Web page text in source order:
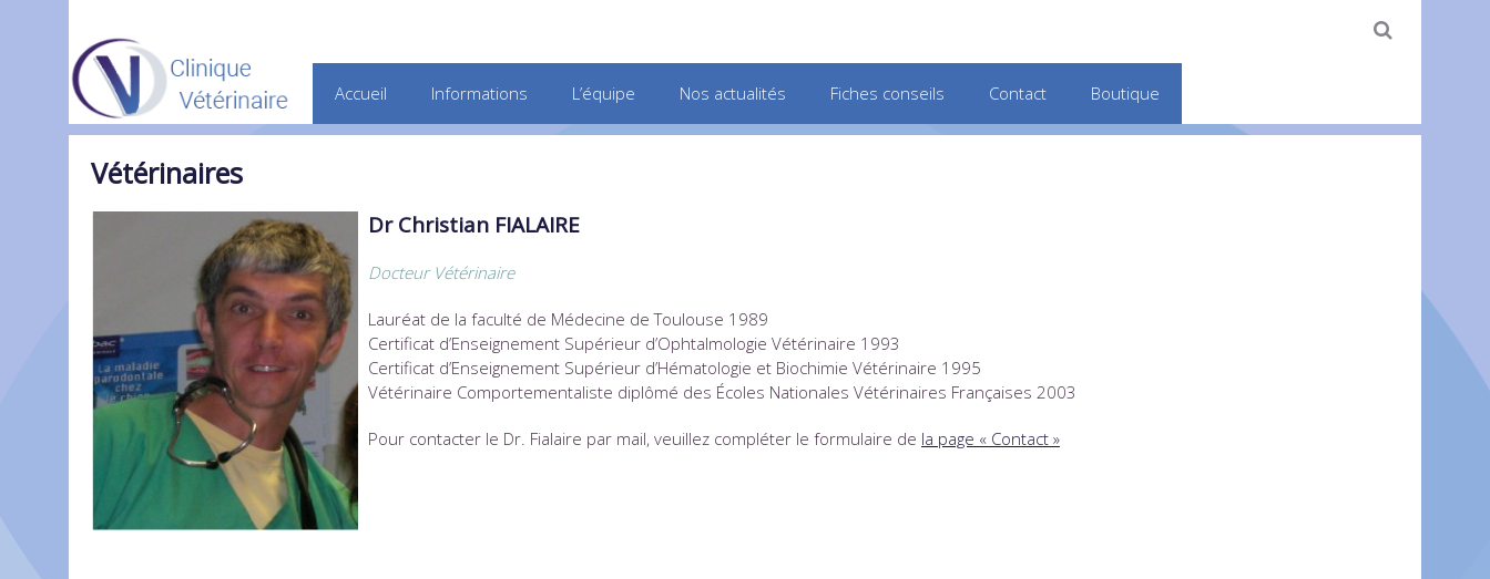
Accueil Informations L’équipe Nos actualités Fiches conseils Contact Boutique
Vétérinaires
Dr Christian FIALAIRE
Docteur Vétérinaire
Lauréat de la faculté de Médecine de Toulouse 1989
Certificat d’Enseignement Supérieur d’Ophtalmologie Vétérinaire 1993
Certificat d’Enseignement Supérieur d’Hématologie et Biochimie Vétérinaire 1995
Vétérinaire Comportementaliste diplômé des Écoles Nationales Vétérinaires Françaises 2003
Pour contacter le Dr. Fialaire par mail, veuillez compléter le formulaire de la page « Contact »